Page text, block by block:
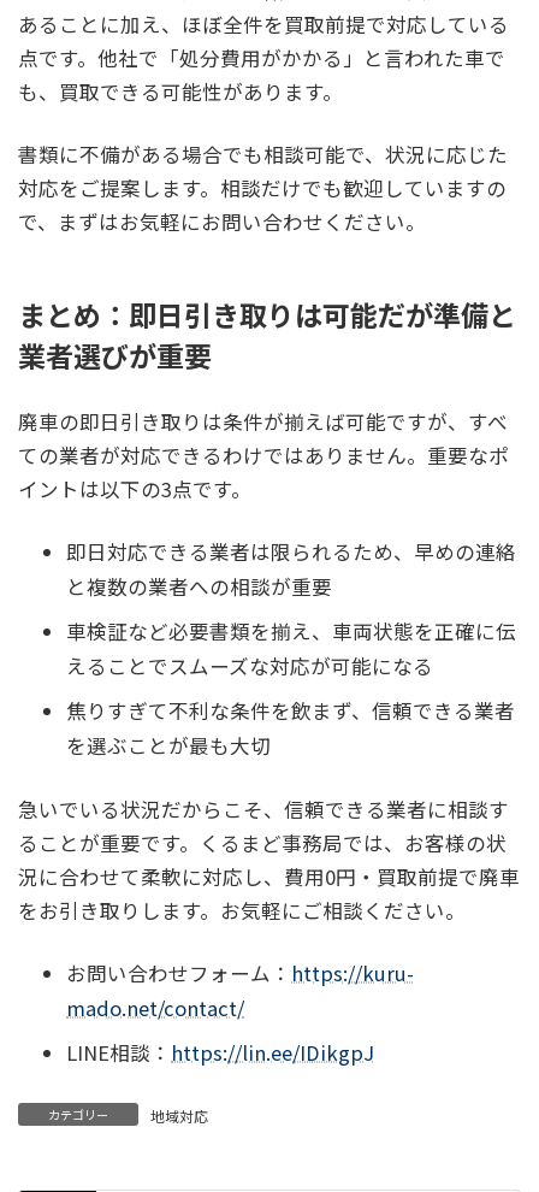
あることに加え、ほぼ全件を買取前提で対応している
点です。他社で「処分費用がかかる」と言われた車で
も、買取できる可能性があります。
書類に不備がある場合でも相談可能で、状況に応じた
対応をご提案します。相談だけでも歓迎していますの
で、まずはお気軽にお問い合わせください。
まとめ：即日引き取りは可能だが準備と
業者選びが重要
廃車の即日引き取りは条件が揃えば可能ですが、すべ
ての業者が対応できるわけではありません。重要なポ
イントは以下の3点です。
即日対応できる業者は限られるため、早めの連絡
と複数の業者への相談が重要
車検証など必要書類を揃え、車両状態を正確に伝
えることでスムーズな対応が可能になる
焦りすぎて不利な条件を飲まず、信頼できる業者
を選ぶことが最も大切
急いでいる状況だからこそ、信頼できる業者に相談す
ることが重要です。くるまど事務局では、お客様の状
況に合わせて柔軟に対応し、費用0円・買取前提で廃車
をお引き取りします。お気軽にご相談ください。
お問い合わせフォーム： https://kuru-
mado.net/contact/
LINE相談： https://lin.ee/IDikgpJ
カテゴリー 地域対応